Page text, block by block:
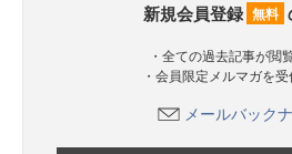
新規会員登録 無料
・全ての過去記事が閲
・会員限定メルマガを
メールバック